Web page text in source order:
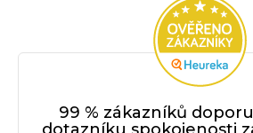
99 % zákazníků
dotazníku spokojenosti